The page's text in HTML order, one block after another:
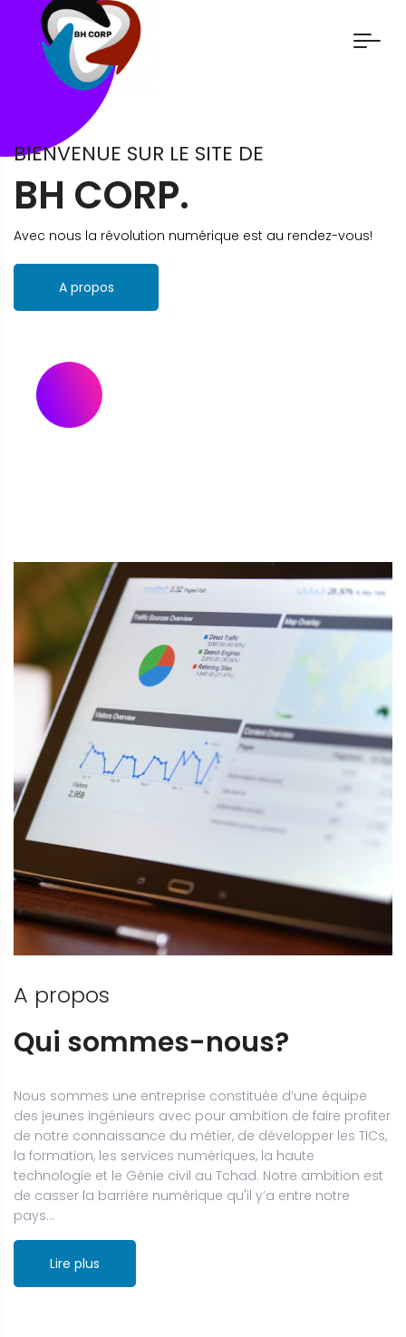
BIENVENUE SUR LE SITE DE
BH CORP.
Avec nous la révolution numérique est au rendez-vous!
A propos
A propos
Qui sommes-nous?
Nous sommes une entreprise constituée d’une équipe
des jeunes ingénieurs avec pour ambition de faire profiter
de notre connaissance du métier, de développer les TICs,
la formation, les services numériques, la haute
technologie et le Génie civil au Tchad. Notre ambition est
de casser la barrière numérique qu'il y’a entre notre
pays...
Lire plus